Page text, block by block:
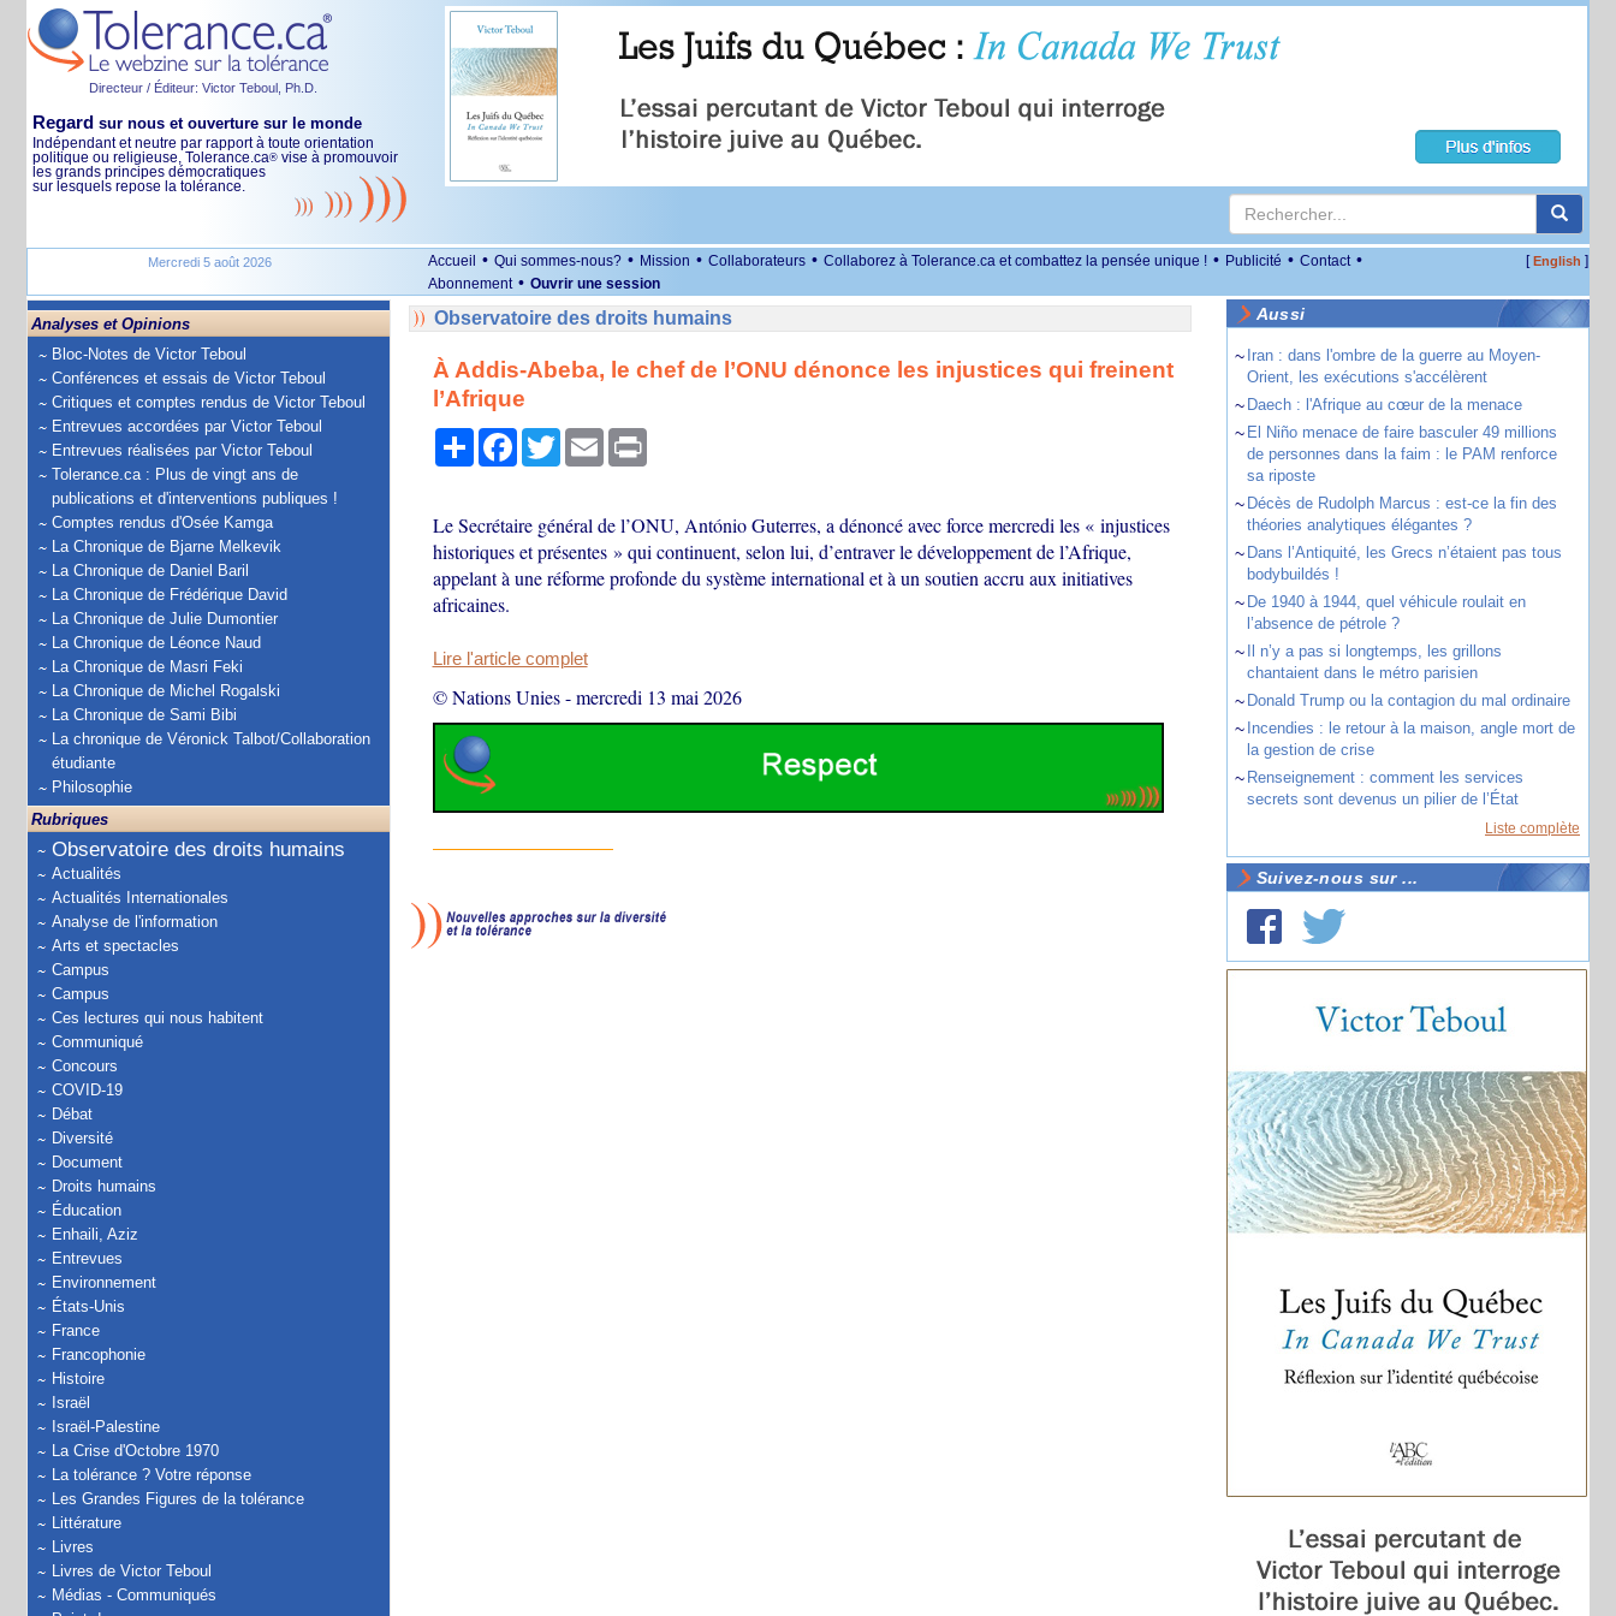
Directeur / Éditeur: Victor Teboul, Ph.D.
Regard sur nous et ouverture sur le monde
Indépendant et neutre par rapport à toute orientation
politique ou religieuse, Tolerance.ca® vise à promouvoir
les grands principes démocratiques
sur lesquels repose la tolérance.
Mercredi 5 août 2026 Accueil • Qui sommes-nous? • Mission • Collaborateurs • Collaborez à Tolerance.ca et combattez la pensée unique ! • Publicité • Contact •
Abonnement • Ouvrir une session
[English ]
Analyses et Opinions
Bloc-Notes de Victor Teboul
Conférences et essais de Victor Teboul
Critiques et comptes rendus de Victor Teboul
Entrevues accordées par Victor Teboul
Entrevues réalisées par Victor Teboul
Tolerance.ca : Plus de vingt ans de
publications et d'interventions publiques !
Comptes rendus d'Osée Kamga
La Chronique de Bjarne Melkevik
La Chronique de Daniel Baril
La Chronique de Frédérique David
La Chronique de Julie Dumontier
La Chronique de Léonce Naud
La Chronique de Masri Feki
La Chronique de Michel Rogalski
La Chronique de Sami Bibi
La chronique de Véronick Talbot/Collaboration
étudiante
Philosophie
Rubriques
Observatoire des droits humains
Actualités
Actualités Internationales
Analyse de l'information
Arts et spectacles
Campus
Campus
Ces lectures qui nous habitent
Communiqué
Concours
COVID-19
Débat
Diversité
Document
Droits humains
Éducation
Enhaili, Aziz
Entrevues
Environnement
États-Unis
France
Francophonie
Histoire
Israël
Israël-Palestine
La Crise d'Octobre 1970
La tolérance ? Votre réponse
Les Grandes Figures de la tolérance
Littérature
Livres
Livres de Victor Teboul
Médias - Communiqués
Observatoire des droits humains
À Addis-Abeba, le chef de l’ONU dénonce les injustices qui freinent
l’Afrique
PartagerFacebook
TwitterEmail Print
Le Secrétaire général de l’ONU, António Guterres, a dénoncé avec force mercredi les « injustices
historiques et présentes » qui continuent, selon lui, d’entraver le développement de l’Afrique,
appelant à une réforme profonde du système international et à un soutien accru aux initiatives
africaines.
Lire l'article complet
© Nations Unies-mercredi 13 mai 2026
Aussi
~ Iran : dans l'ombre de la guerre au Moyen-
Orient, les exécutions s'accélèrent
~ Daech : l'Afrique au cœur de la menace
~ El Niño menace de faire basculer 49 millions
de personnes dans la faim : le PAM renforce
sa riposte
~ Décès de Rudolph Marcus : est-ce la fin des
théories analytiques élégantes ?
~ Dans l’Antiquité, les Grecs n’étaient pas tous
bodybuildés !
~ De 1940 à 1944, quel véhicule roulait en
l’absence de pétrole ?
~
Il n’y a pas si longtemps, les grillons
chantaient dans le métro parisien
~ Donald Trump ou la contagion du mal ordinaire
~ Incendies : le retour à la maison, angle mort de
la gestion de crise
~ Renseignement : comment les services
secrets sont devenus un pilier de l’État
Liste complète
Suivez-nous sur ...